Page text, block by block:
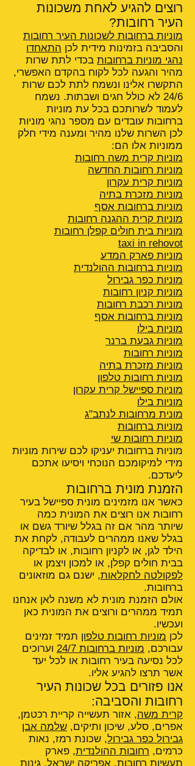
רוצים להגיע לאחת משכונות
העיר רחובות?
מוניות ברחובות לשכונות העיר רחובות
והסביבה בזמינות מידית לכן התאחדו
נהגי מוניות ברחובות בכדי לתת שרות
מהיר והגעה לכל לקוח בהקדם האפשרי,
התקשרו אלינו ונשמח לתת לכם שרות
24/6 לא כולל חגים ושבתות. נשמח
לעמוד לשרותכם בכל עת מוניות
ברחובות עובדים עם מספר נהגי מוניות
לכן השרות שלנו מהיר ומענה מידי חלק
ממוניות אלו הם:
מוניות קרית משה רחובות
מוניות רחובות החדשה
מוניות קרית עקרון
מוניות מזכרת בתיה
מוניות ברחובות אסף
מוניות קרית ההגנה רחובות
מוניות בית חולים קפלן רחובות
taxi in rehovot
מוניות פארק המדע
מוניות ברחובות ההולנדית
מוניות כפר גבירול
מוניות קניון רחובות
מוניות רכבת רחובות
מוניות ברחובות אסף
מוניות בילו
מוניות גבעת ברנר
מוניות רחובות
מוניות מזכרת בתיה
מוניות רחובות טלפון
מוניות ספיישל קרית עקרון
מוניות בילו
מונית מרחובות לנתב"ג
מוניות ברחובות
מוניות רחובות שי
מוניות ברחובות יעניקו לכם שירות מוניות
מידי למיקומכם הנוכחי ויסיעו אתכם
ליעדכם.
הזמנת מונית ברחובות
כאשר אנו מזמינים מונית ספיישל בעיר
רחובות אנו רוצים את המונית כמה
שיותר מהר אם זה בגלל שיורד גשם או
בגלל שאנו ממהרים לעבודה, לקחת את
הילד לגן, או לקניון רחובות, או לבדיקה
בבית חולים קפלן, או למכון ויצמן או
לפקולטה לחקלאות, ישנם גם מוזאונים
ברחובות.
אולם הזמנת מונית לא משנה לאן אנחנו
תמיד ממהרים ורוצים את המונית כאן
ועכשיו.
לכן מוניות רחובות טלפון תמיד זמינים
עבורכם, מוניות ברחובות 24/7
וערוכים
לכל נסיעה בעיר רחובות או לכל יעד
אשר תרצו להגיע אליו.
אנו פזורים בכל שכונות העיר
רחובות והסביבה:
קרית משה, אזור תעשייה קריית רכטמן,
אפרים, סלע, שיכון ותיקים, שלמה אבן
גבירול כפר גבירול, שכונת רמז, נאות
כרמים, רחובות ההולנדית, פארק
תעשיות רחובות, אפריקה ישראל, גינות